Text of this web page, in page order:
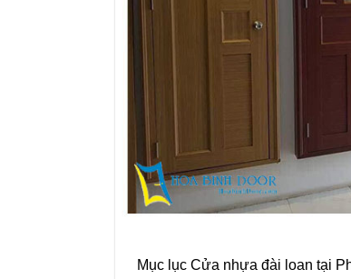
Mục lục Cửa nhựa đài loan tại